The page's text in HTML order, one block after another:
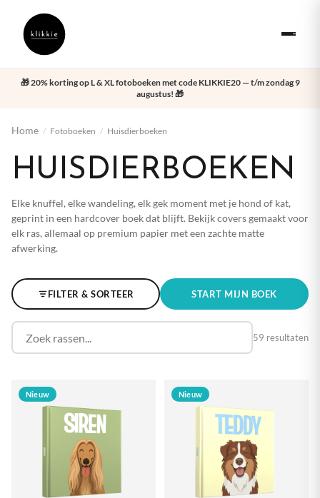
🎁 20% korting op L & XL fotoboeken met code KLIKKIE20 — t/m zondag 9
augustus! 🎁
Home / Fotoboeken / Huisdierboeken
HUISDIERBOEKEN
Elke knuffel, elke wandeling, elk gek moment met je hond of kat,
geprint in een hardcover boek dat blijft. Bekijk covers gemaakt voor
elk ras, allemaal op premium papier met een zachte matte
afwerking.
FILTER & SORTEER START MIJN BOEK
59 resultaten
Nieuw Nieuw